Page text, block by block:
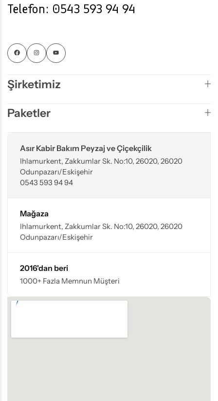
Telefon: 0543 593 94 94
Şirketimiz
Paketler
Asır Kabir Bakım Peyzaj ve Çiçekçilik
Ihlamurkent, Zakkumlar Sk. No:10, 26020, 26020
Odunpazarı/Eskişehir
0543 593 94 94
Mağaza
Ihlamurkent, Zakkumlar Sk. No:10, 26020, 26020
Odunpazarı/Eskişehir
2016'dan beri
1000+ Fazla Memnun Müşteri